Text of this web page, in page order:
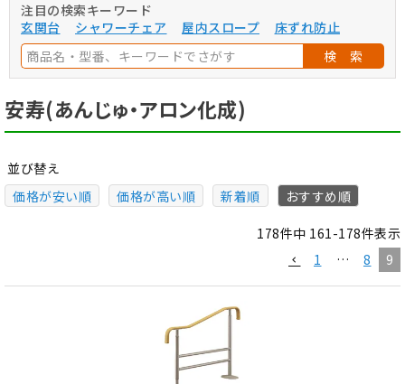
注目の検索キーワード
玄関台
シャワーチェア 屋内スロープ
床ずれ防止
検 索
安寿(あんじゅ・アロン化成)
並び替え
価格が安い順
価格が高い順 新着順 おすすめ順
178件中 161-178件表示
1
… 8 9